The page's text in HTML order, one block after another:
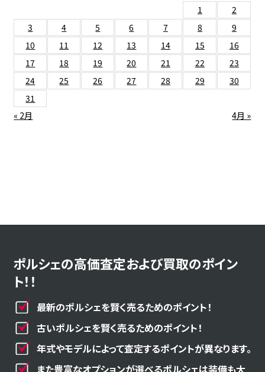
« 2月 4月 »
1
2
3
4 5 6 7 8
9
10
11 12 13 14 15
16
17
18 19 20 21 22
23
24
25 26 27 28 29
30
31
ポルシェの高価査定および買取のポイン
ト！！
最新のポルシェを賢く売るためのポイント！
古いポルシェを賢く売るためのポイント！
年式やモデルによって査定するポイントが異なります。
また豊富なオプションが選べるポルシェは装備も大